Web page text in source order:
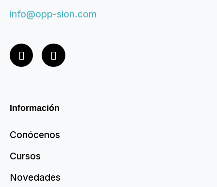
info@opp-sion.com
Información
Conócenos
Cursos
Novedades